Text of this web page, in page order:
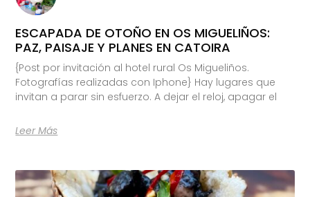
ESCAPADA DE OTOÑO EN OS MIGUELIÑOS:
PAZ, PAISAJE Y PLANES EN CATOIRA
{Post por invitación al hotel rural Os Migueliños.
Fotografías realizadas con Iphone} Hay lugares que
invitan a parar sin esfuerzo. A dejar el reloj, apagar el
Leer Más